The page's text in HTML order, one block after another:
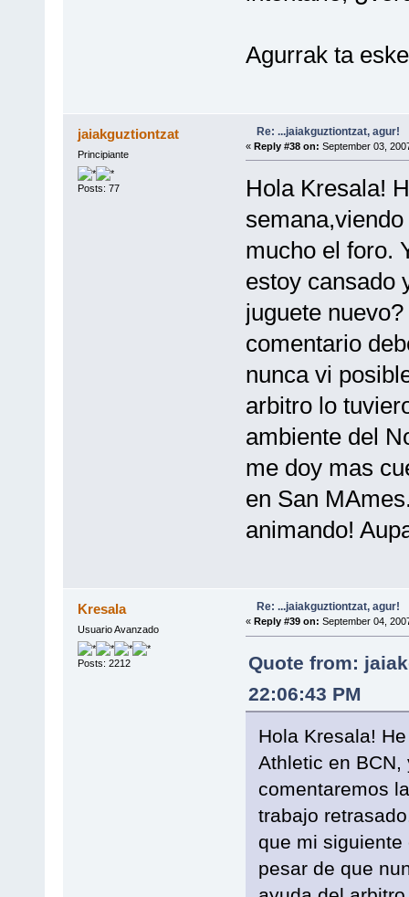
Agurrak ta
jaiakguztiontzat
Principiante
Posts: 77
Re: ...jaiakguztiontzat, agur!
« Reply #38 on: September 03,
Hola Kresala!
mucho el foro.
estoy cansado
juguete
comentario
nunca vi
arbitro lo
ambiente del
me doy mas
en San
animando!
Kresala
Usuario Avanzado
Posts: 2212
Re: ...jaiakguztiontzat, agur!
« Reply #39 on: September 04,
Quote from:
22:06:43 PM
Hola Kresala!
Athletic en BCN,
comentaremos
trabajo
que mi siguiente
pesar de que